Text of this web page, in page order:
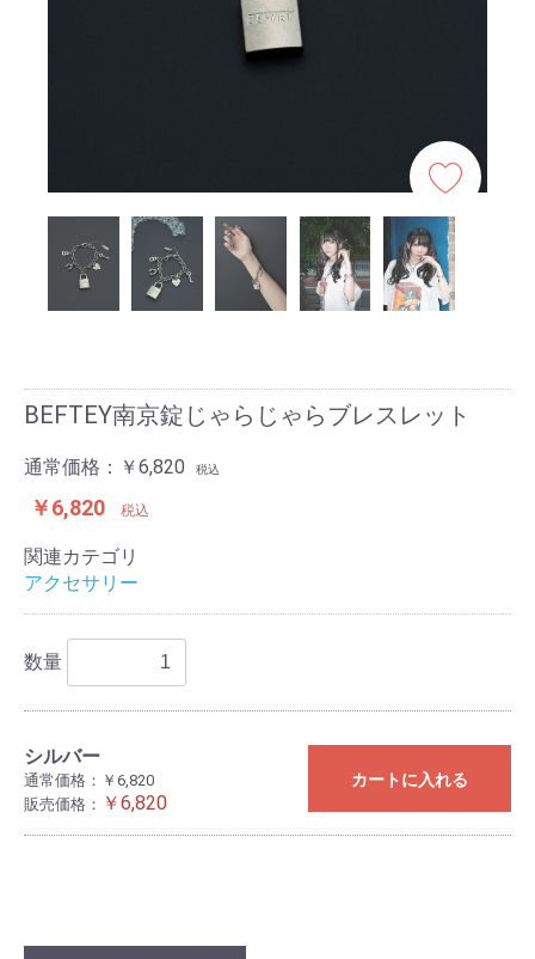
BEFTEY南京錠じゃらじゃらブレスレット
通常価格： ￥6,820 税込
￥6,820 税込
関連カテゴリ
アクセサリー
シルバー
通常価格：￥6,820
販売価格： ￥6,820
カートに入れる
数量